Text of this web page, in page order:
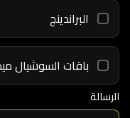
البراندينج
باقات السوشيال ميديا
الرسالة